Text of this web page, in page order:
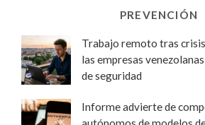
PREVENCIÓN
Trabajo remoto tras
las empresas
de seguridad
Informe advierte de